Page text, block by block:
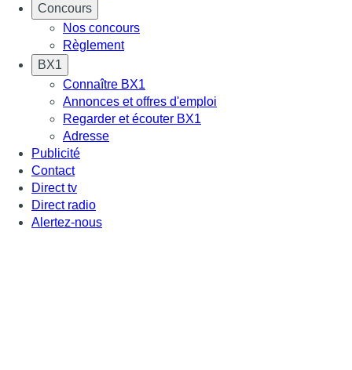
Concours
Nos concours
Règlement
BX1
Connaître BX1
Annonces et offres d'emploi
Regarder et écouter BX1
Adresse
Publicité
Contact
Direct tv
Direct radio
Alertez-nous